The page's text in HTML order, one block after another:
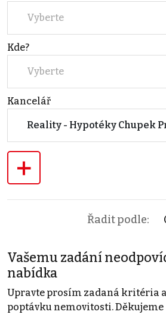
Vyberte
Kde?
Vyberte
Kancelář
Reality - Hypotéky Chupek
+
Řadit podle:
Vašemu zadání
nabídka
Upravte prosím zadaná kritéria
poptávku nemovitosti. Děkujeme